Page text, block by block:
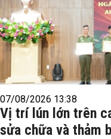
07/08/2026 13:38
Vị trí lún lớn trên
sửa chữa và thảm